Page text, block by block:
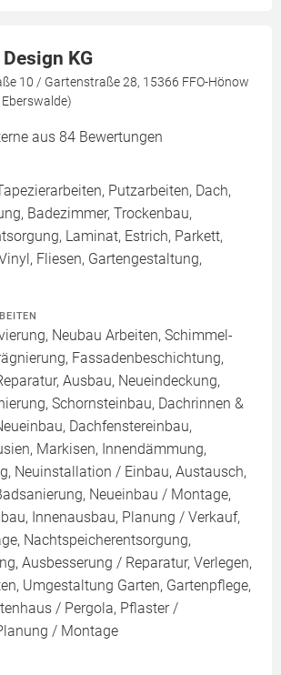
KG
10 / Gartenstraße 28, 15366 FFO-Hönow
aus 84 Bewertungen
Putzarbeiten, Dach,
Badezimmer, Trockenbau,
Laminat, Estrich, Parkett,
Fliesen, Gartengestaltung,
Neubau Arbeiten, Schimmel-
Fassadenbeschichtung,
Ausbau, Neueindeckung,
Schornsteinbau, Dachrinnen &
Dachfenstereinbau,
Markisen, Innendämmung,
Neuinstallation / Einbau, Austausch,
Neueinbau / Montage,
Innenausbau, Planung / Verkauf,
Nachtspeicherentsorgung,
Ausbesserung / Reparatur, Verlegen,
Umgestaltung Garten, Gartenpflege,
/ Pergola, Pflaster /
/ Montage